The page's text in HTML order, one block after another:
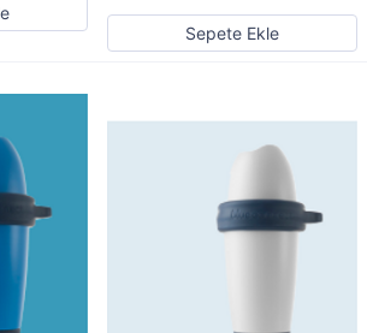
Sepete Ekle